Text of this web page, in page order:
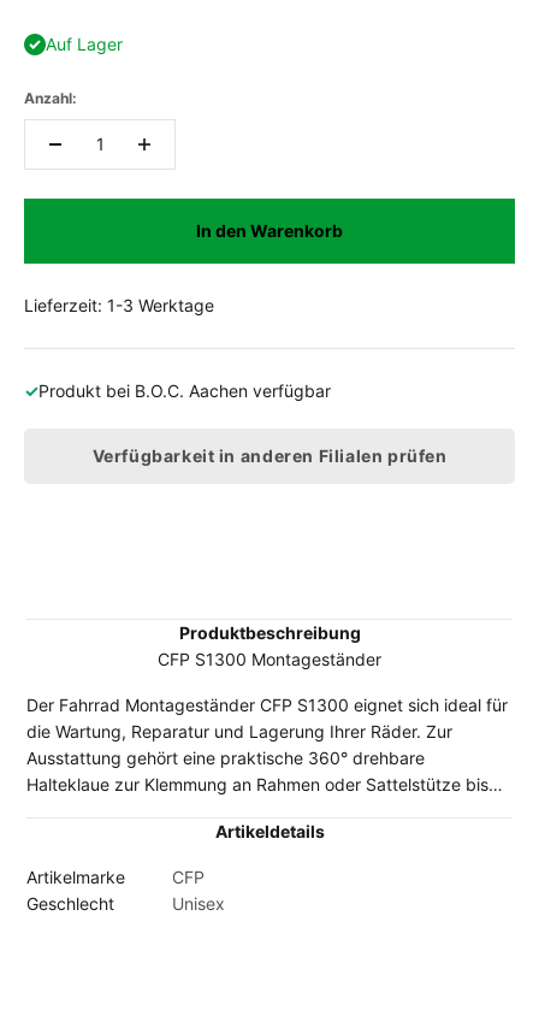
Auf Lager
Anzahl:
In den Warenkorb
Lieferzeit: 1-3 Werktage
✓Produkt bei B.O.C. Aachen verfügbar
Verfügbarkeit in anderen Filialen prüfen
Produktbeschreibung
CFP S1300 Montageständer
Der Fahrrad Montageständer CFP S1300 eignet sich ideal für
die Wartung, Reparatur und Lagerung Ihrer Räder. Zur
Ausstattung gehört eine praktische 360° drehbare
Halteklaue zur Klemmung an Rahmen oder Sattelstütze bis
außerdem verstellbar in Höhe und Länge, bei einer maximal
bei diesem praktischen Fahrrad-Montageständer ebenfalls
enthalten.
Artikeldetails
Artikelmarke
CFP
Geschlecht
Unisex